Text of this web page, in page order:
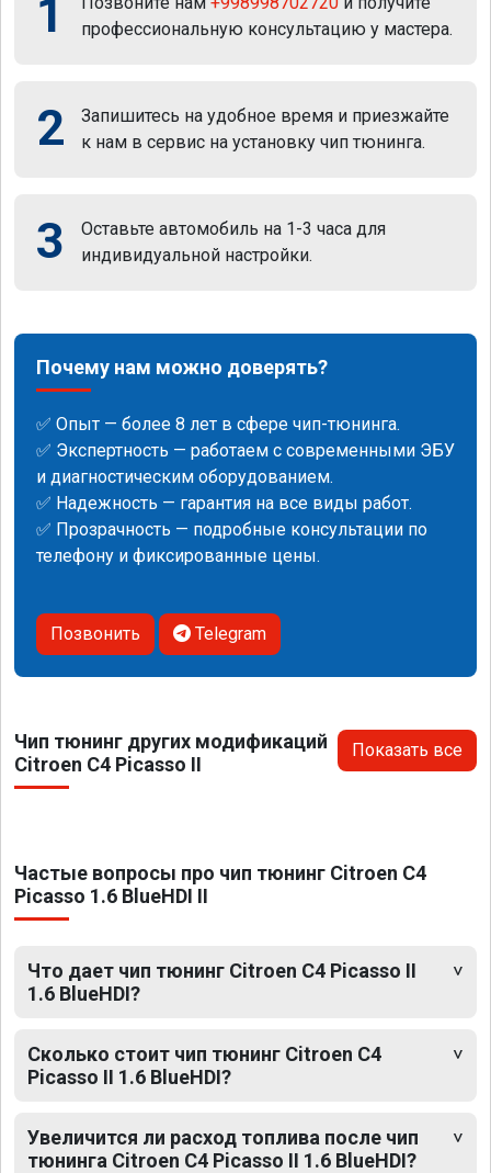
1
профессиональную консультацию у мастера.
2
Запишитесь на удобное время и приезжайте
к нам в сервис на установку чип тюнинга.
3
Оставьте автомобиль на 1-3 часа для
индивидуальной настройки.
Почему нам можно доверять?
✅ Опыт — более 8 лет в сфере чип-тюнинга.
✅ Экспертность — работаем с современными ЭБУ
и диагностическим оборудованием.
✅ Надежность — гарантия на все виды работ.
✅ Прозрачность — подробные консультации по
телефону и фиксированные цены.
Позвонить Telegram
Чип тюнинг других модификаций
Citroen C4 Picasso II
Показать все
Частые вопросы про чип тюнинг Citroen C4
Picasso 1.6 BlueHDI II
Что дает чип тюнинг Citroen C4 Picasso II
1.6 BlueHDI?
Сколько стоит чип тюнинг Citroen C4
Picasso II 1.6 BlueHDI?
Увеличится ли расход топлива после чип
тюнинга Citroen C4 Picasso II 1.6 BlueHDI?